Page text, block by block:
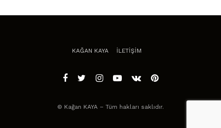
KAĞAN KAYA İLETİŞİM
© Kağan KAYA – Tüm hakları saklıdır.